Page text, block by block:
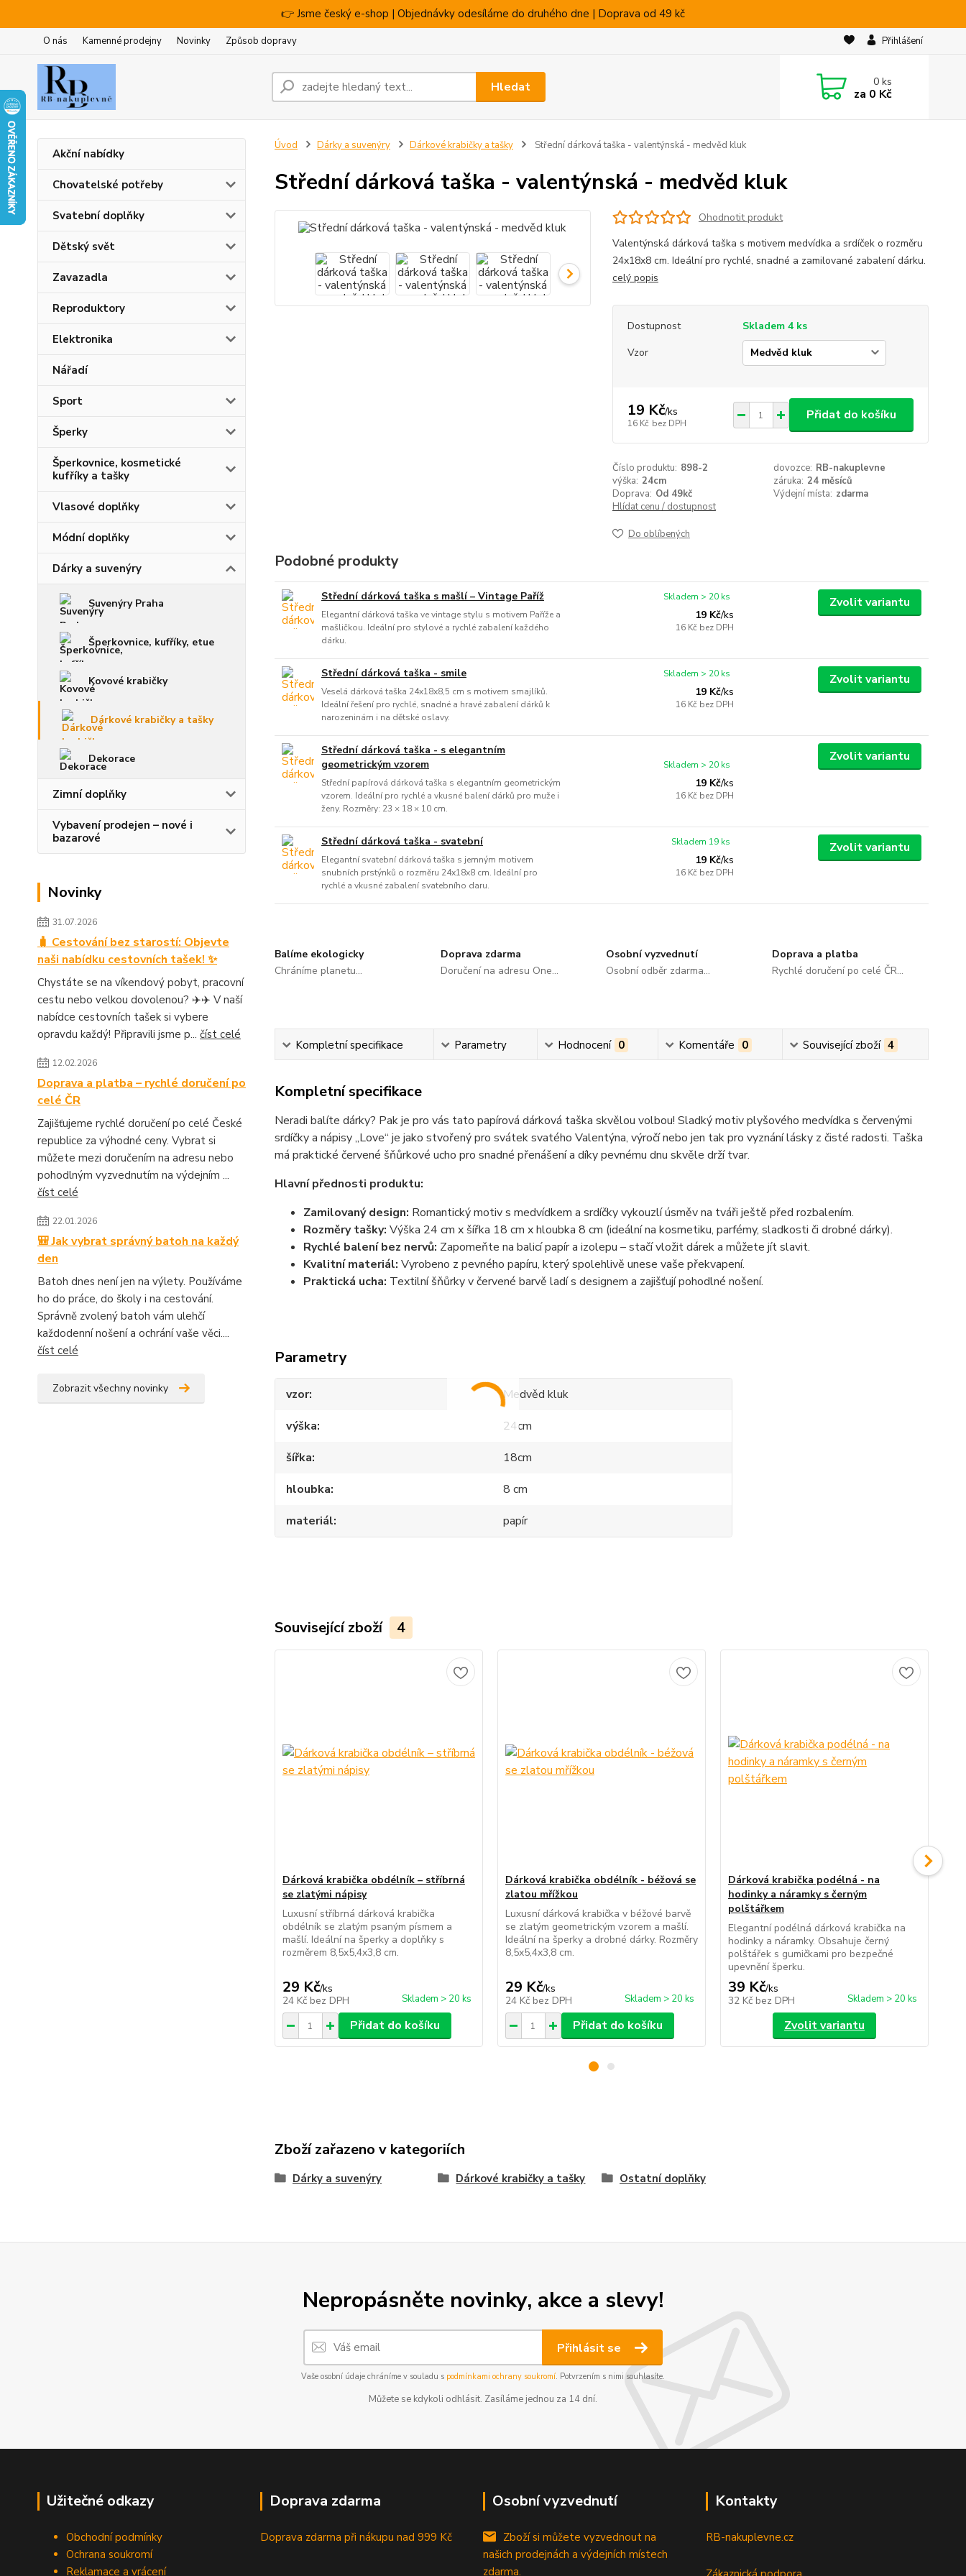
👉 Jsme český e-shop | Objednávky odesíláme do druhého dne | Doprava od 49 kč
O nás Kamenné prodejny Novinky Způsob dopravy Přihlášení
Hledat 0ks
za 0 Kč
Akční nabídky
Chovatelské potřeby
Svatební doplňky
Dětský svět
Zavazadla
Reproduktory
Elektronika
Nářadí
Sport
Šperky
Šperkovnice, kosmetické
kufříky a tašky
Vlasové doplňky
Módní doplňky
Dárky a suvenýry
Suvenýry Praha
Šperkovnice, kufříky, etue
Kovové krabičky
Dárkové krabičky a tašky
Dekorace
Zimní doplňky
Vybavení prodejen – nové i
bazarové
Novinky
31.07.2026
🧳 Cestování bez starostí: Objevte
naši nabídku cestovních tašek! ✨
Chystáte se na víkendový pobyt, pracovní
cestu nebo velkou dovolenou? ✈️✈️ V naší
nabídce cestovních tašek si vybere
opravdu každý! Připravili jsme p... číst celé
12.02.2026
Doprava a platba – rychlé doručení po
celé ČR
Zajišťujeme rychlé doručení po celé České
republice za výhodné ceny. Vybrat si
můžete mezi doručením na adresu nebo
pohodlným vyzvednutím na výdejním ...
číst celé
22.01.2026
🎒 Jak vybrat správný batoh na každý
den
Batoh dnes není jen na výlety. Používáme
ho do práce, do školy i na cestování.
Správně zvolený batoh vám ulehčí
každodenní nošení a ochrání vaše věci....
číst celé
Zobrazit všechny novinky
Úvod Dárky a suvenýry Dárkové krabičky a tašky Střední dárková taška - valentýnská - medvěd kluk
Střední dárková taška - valentýnská - medvěd kluk
Ohodnotit produkt
Valentýnská dárková taška s motivem medvídka a srdíček o rozměru
24x18x8 cm. Ideální pro rychlé, snadné a zamilované zabalení dárku.
celý popis
Dostupnost
Skladem 4 ks
Vzor
19 Kč/ks
16 Kč bez DPH
Přidat do košíku
Číslo produktu: 898-2 dovozce: RB-nakuplevne
výška: 24cm záruka: 24 měsíců
Doprava: Od 49kč Výdejní místa: zdarma
Hlídat cenu / dostupnost
Do oblíbených
Podobné produkty
Střední dárková taška s mašlí – Vintage Paříž
Elegantní dárková taška ve vintage stylu s motivem Paříže a
mašličkou. Ideální pro stylové a rychlé zabalení každého
dárku.
19 Kč/ks
16 Kč bez DPH
Skladem > 20 ks Zvolit variantu
Střední dárková taška - smile
Veselá dárková taška 24x18x8,5 cm s motivem smajlíků.
Ideální řešení pro rychlé, snadné a hravé zabalení dárků k
narozeninám i na dětské oslavy.
19 Kč/ks
16 Kč bez DPH
Skladem > 20 ks Zvolit variantu
Střední dárková taška - s elegantním
geometrickým vzorem
Střední papírová dárková taška s elegantním geometrickým
vzorem. Ideální pro rychlé a vkusné balení dárků pro muže i
ženy. Rozměry: 23 × 18 × 10 cm.
19 Kč/ks
16 Kč bez DPH
Skladem > 20 ks
Zvolit variantu
Střední dárková taška - svatební
Elegantní svatební dárková taška s jemným motivem
snubních prstýnků o rozměru 24x18x8 cm. Ideální pro
rychlé a vkusné zabalení svatebního daru.
19 Kč/ks
16 Kč bez DPH
Skladem 19 ks Zvolit variantu
Balíme ekologicky
Chráníme planetu...
Doprava zdarma
Doručení na adresu One...
Osobní vyzvednutí
Osobní odběr zdarma...
Doprava a platba
Rychlé doručení po celé ČR...
Kompletní specifikace Parametry Hodnocení 0 Komentáře 0 Související zboží 4
Kompletní specifikace
Neradi balíte dárky? Pak je pro vás tato papírová dárková taška skvělou volbou! Sladký motiv plyšového medvídka s červenými
srdíčky a nápisy „Love“ je jako stvořený pro svátek svatého Valentýna, výročí nebo jen tak pro vyznání lásky z čisté radosti. Taška
má praktické červené šňůrkové ucho pro snadné přenášení a díky pevnému dnu skvěle drží tvar.
Hlavní přednosti produktu:
Zamilovaný design: Romantický motiv s medvídkem a srdíčky vykouzlí úsměv na tváři ještě před rozbalením.
Rozměry tašky: Výška 24 cm x šířka 18 cm x hloubka 8 cm (ideální na kosmetiku, parfémy, sladkosti či drobné dárky).
Rychlé balení bez nervů: Zapomeňte na balicí papír a izolepu – stačí vložit dárek a můžete jít slavit.
Kvalitní materiál: Vyrobeno z pevného papíru, který spolehlivě unese vaše překvapení.
Praktická ucha: Textilní šňůrky v červené barvě ladí s designem a zajišťují pohodlné nošení.
Parametry
vzor
Medvěd kluk
výška
24cm
šířka
18cm
hloubka
8 cm
materiál
papír
Související zboží 4
Dárková krabička obdélník – stříbrná
se zlatými nápisy
Luxusní stříbrná dárková krabička
obdélník se zlatým psaným písmem a
mašlí. Ideální na šperky a doplňky s
rozměrem 8,5x5,4x3,8 cm.
29 Kč/ks
24 Kč bez DPH Skladem > 20 ks
Přidat do košíku
Dárková krabička obdélník - béžová se
zlatou mřížkou
Luxusní dárková krabička v béžové barvě
se zlatým geometrickým vzorem a mašlí.
Ideální na šperky a drobné dárky. Rozměry
8,5x5,4x3,8 cm.
29 Kč/ks
24 Kč bez DPH Skladem > 20 ks
Přidat do košíku
Dárková krabička podélná - na
hodinky a náramky s černým
polštářkem
Elegantní podélná dárková krabička na
hodinky a náramky. Obsahuje černý
polštářek s gumičkami pro bezpečné
upevnění šperku.
39 Kč/ks
32 Kč bez DPH Skladem > 20 ks
Zvolit variantu
Zboží zařazeno v kategoriích
Dárky a suvenýry Dárkové krabičky a tašky Ostatní doplňky
Nepropásněte novinky, akce a slevy!
Přihlásit se
Vaše osobní údaje chráníme v souladu s podmínkami ochrany soukromí. Potvrzením s nimi souhlasíte.
Můžete se kdykoli odhlásit. Zasíláme jednou za 14 dní.
Užitečné odkazy
Obchodní podmínky
Ochrana soukromí
Reklamace a vrácení
Doprava zdarma
Doprava zdarma při nákupu nad 999 Kč
Osobní vyzvednutí
Zboží si můžete vyzvednout na
našich prodejnách a výdejních místech
zdarma.
Kontakty
RB-nakuplevne.cz